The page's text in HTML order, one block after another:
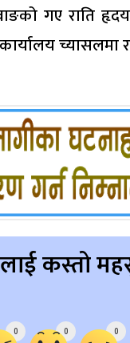
गए राति
कार्यालय
कस्तो
0 0 0